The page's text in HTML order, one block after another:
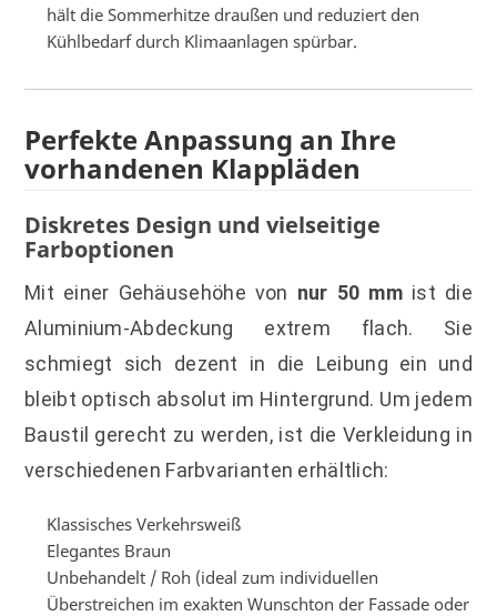
hält die Sommerhitze draußen und reduziert den
Kühlbedarf durch Klimaanlagen spürbar.
Perfekte Anpassung an Ihre
vorhandenen Klappläden
Diskretes Design und vielseitige
Farboptionen
Mit einer Gehäusehöhe von nur 50 mm ist die
Aluminium-Abdeckung extrem flach. Sie
schmiegt sich dezent in die Leibung ein und
bleibt optisch absolut im Hintergrund. Um jedem
Baustil gerecht zu werden, ist die Verkleidung in
verschiedenen Farbvarianten erhältlich:
Klassisches Verkehrsweiß
Elegantes Braun
Unbehandelt / Roh (ideal zum individuellen
Überstreichen im exakten Wunschton der Fassade oder